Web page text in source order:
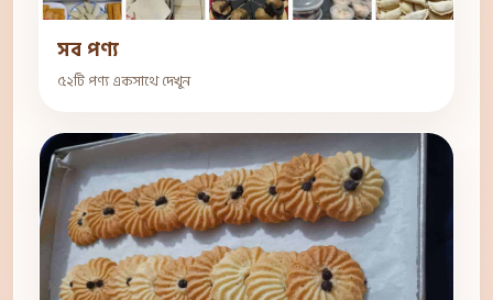
সব পণ্য
৫২টি পণ্য একসাথে দেখুন